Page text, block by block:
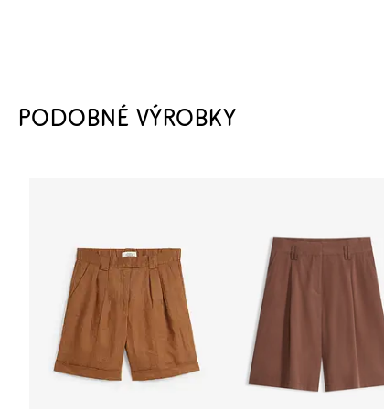
PODOBNÉ VÝROBKY